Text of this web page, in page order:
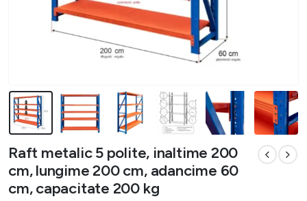
Raft metalic 5 polite, inaltime 200
cm, lungime 200 cm, adancime 60
cm, capacitate 200 kg